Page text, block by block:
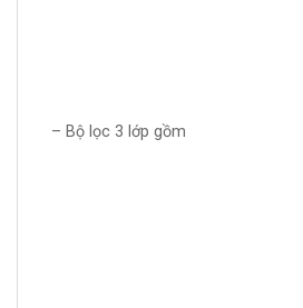
– Bộ lọc 3 lớp gồm